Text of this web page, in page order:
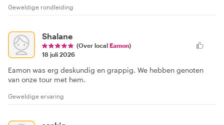
Geweldige rondleiding
Shalane
(Over local Eamon)
18 juli 2026
Eamon was erg deskundig en grappig. We hebben genoten
van onze tour met hem.
Geweldige ervaring